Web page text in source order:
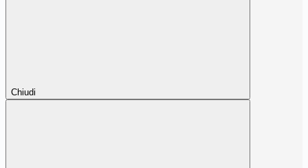
Chiudi